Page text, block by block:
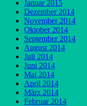
Januar 2015
Dezember 2014
November 2014
Oktober 2014
September 2014
August 2014
Juli 2014
Juni 2014
Mai 2014
April 2014
März 2014
Februar 2014